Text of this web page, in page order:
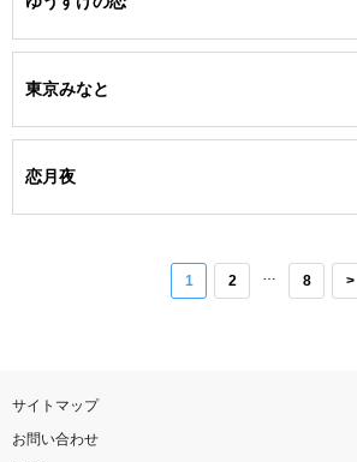
東京みなと
恋月夜
1 2 8 >
サイトマップ
お問い合わせ